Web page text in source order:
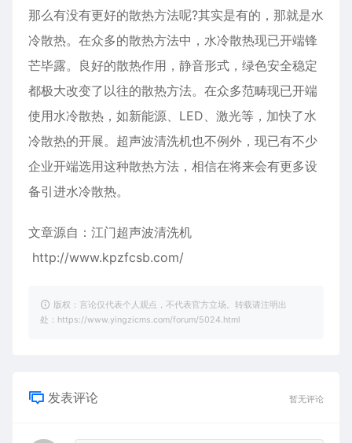
那么有没有更好的散热方法呢?其实是有的，那就是水
冷散热。在众多的散热方法中，水冷散热现已开端锋
芒毕露。良好的散热作用，静音形式，绿色安全稳定
都极大改变了以往的散热方法。在众多范畴现已开端
使用水冷散热，如新能源、LED、激光等，加快了水
冷散热的开展。超声波清洗机也不例外，现已有不少
企业开端选用这种散热方法，相信在将来会有更多设
备引进水冷散热。
文章源自：江门超声波清洗机
http://www.kpzfcsb.com/
版权：言论仅代表个人观点，不代表官方立场。转载请注明出
处：https://www.yingzicms.com/forum/5024.html
发表评论 暂无评论